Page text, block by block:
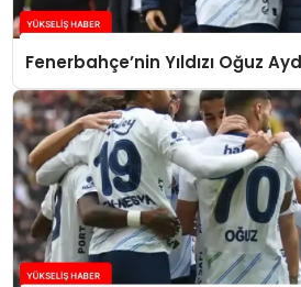
Fenerbahçe’nin Yıldızı Oğuz